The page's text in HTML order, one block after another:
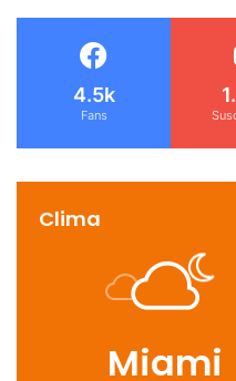
4.5k
Fans
Clima
Miami